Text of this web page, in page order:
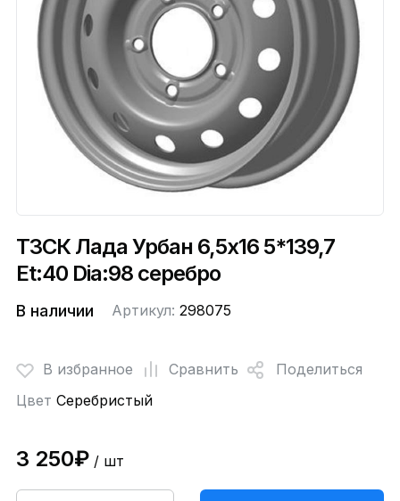
ТЗСК Лада Урбан 6,5x16 5*139,7
Et:40 Dia:98 серебро
В наличии Артикул: 298075
В избранное Сравнить
Поделиться
Цвет Серебристый
3 250₽/ шт